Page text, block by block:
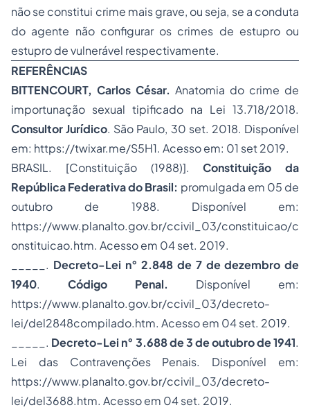
não se constitui crime mais grave, ou seja, se a conduta
do agente não configurar os crimes de estupro ou
estupro de vulnerável respectivamente.
REFERÊNCIAS
BITTENCOURT, Carlos César. Anatomia do crime de
importunação sexual tipificado na Lei 13.718/2018.
Consultor Jurídico. São Paulo, 30 set. 2018. Disponível
em: https://twixar.me/S5H1. Acesso em: 01 set 2019.
BRASIL. [Constituição (1988)].Constituição da
República Federativa do Brasil: promulgada em 05 de
outubro de 1988. Disponível em:
https://www.planalto.gov.br/ccivil_03/constituicao/c
onstituicao.htm. Acesso em 04 set. 2019.
_____. Decreto-Lei n° 2.848 de 7 de dezembro de
1940. Código Penal. Disponível em:
https://www.planalto.gov.br/ccivil_03/decreto-
lei/del2848compilado.htm. Acesso em 04 set. 2019.
_____. Decreto-Lei n° 3.688 de 3 de outubro de 1941.
Lei das Contravenções Penais. Disponível em:
https://www.planalto.gov.br/ccivil_03/decreto-
lei/del3688.htm. Acesso em 04 set. 2019.